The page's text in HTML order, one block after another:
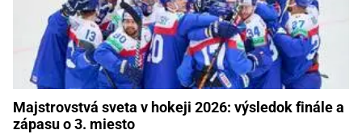
Majstrovstvá sveta v hokeji 2026: výsledok finále a
zápasu o 3. miesto